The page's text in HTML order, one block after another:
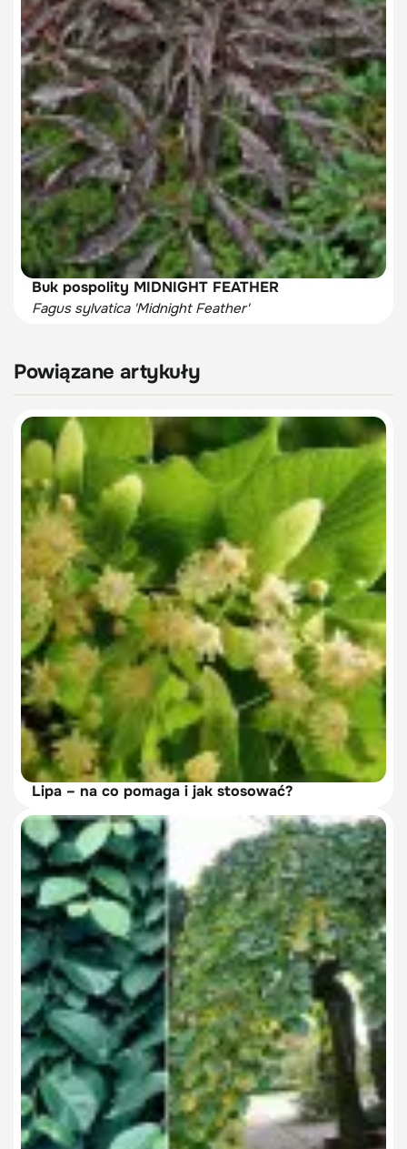
Buk pospolity MIDNIGHT FEATHER
Fagus sylvatica 'Midnight Feather'
Powiązane artykuły
Lipa – na co pomaga i jak stosować?